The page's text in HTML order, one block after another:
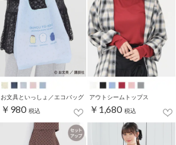
お文具といっしょ／エコバッグ
￥980 税込
アウトシームトップス
￥1,680 税込